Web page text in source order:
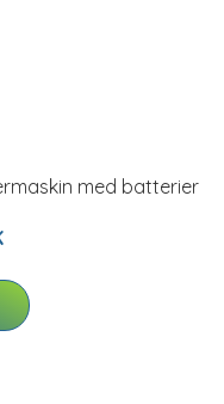
med batterier